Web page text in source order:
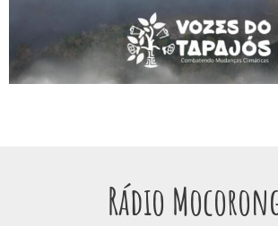
Rádio